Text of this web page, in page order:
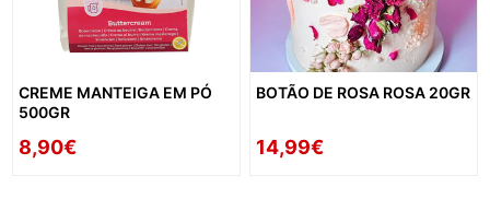
CREME MANTEIGA EM PÓ
500GR
8,90€
BOTÃO DE ROSA ROSA 20GR
14,99€